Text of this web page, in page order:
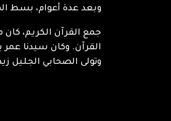
وبعد عدة أعوام، بسط
جمع القرآن الكريم،
القرآن. وكان سيدنا
وتولى الصحابي الجليل